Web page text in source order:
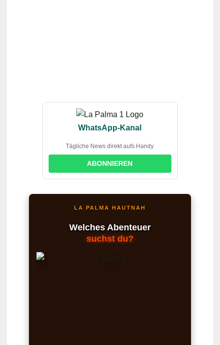
WhatsApp-Kanal
Tägliche News direkt aufs Handy
ABONNIEREN
LA PALMA HAUTNAH
Welches Abenteuer
suchst du?